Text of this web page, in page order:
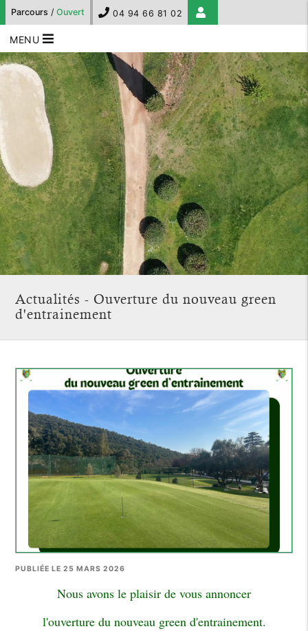
Parcours / Ouvert 04 94 66 81 02
MENU
Actualités - Ouverture du nouveau green
d'entrainement
PUBLIÉE LE 25 MARS 2026
Nous avons le plaisir de vous annoncer
l'ouverture du nouveau green d'entrainement.